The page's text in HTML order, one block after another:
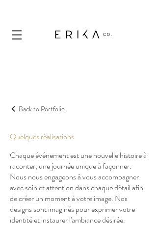
Back to Portfolio
Quelques réalisations
Chaque événement est une nouvelle histoire à
raconter, une journée unique à façonner.
Nous nous engageons à vous accompagner
avec soin et attention dans chaque détail afin
de créer un moment à votre image. Nos
designs sont imaginés pour exprimer votre
identité et instaurer l'ambiance désirée.